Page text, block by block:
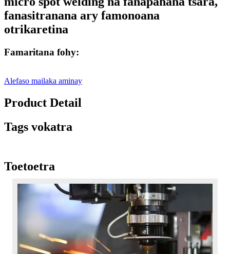
fanasitranana ary famonoana
otrikaretina
Famaritana fohy:
Alefaso mailaka aminay
Product Detail
Tags vokatra
Toetoetra